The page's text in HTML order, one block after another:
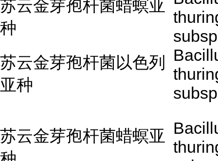
苏云金芽孢杆菌蜡螟亚
种
苏云金芽孢杆菌以色列
亚种
苏云金芽孢杆菌蜡螟亚